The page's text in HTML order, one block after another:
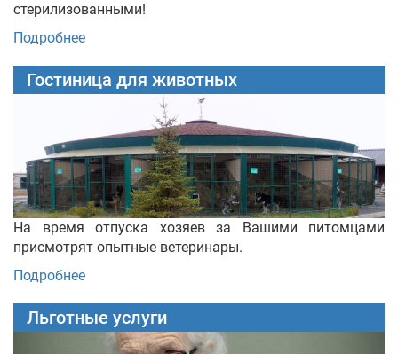
стерилизованными!
Подробнее
Гостиница для животных
На время отпуска хозяев за Вашими питомцами
присмотрят опытные ветеринары.
Подробнее
Льготные услуги